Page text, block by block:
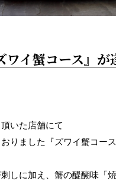
ワイ蟹コース』が
いた店舗にて
りました『ズワイ蟹コース
しに加え、蟹の醍醐味「